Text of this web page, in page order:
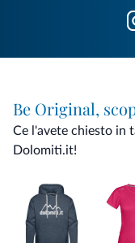
Be Original,
Ce l'avete chiesto in
Dolomiti.it!